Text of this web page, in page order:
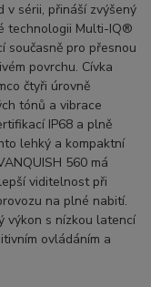
v sérii, přináší zvýšený
technologii Multi-IQ®
současně pro přesnou
povrchu. Cívka
čtyři úrovně
tónů a vibrace
IP68 a plně
lehký a kompaktní
560 má
viditelnost při
na plné nabití.
výkon s nízkou latencí
ovládáním a